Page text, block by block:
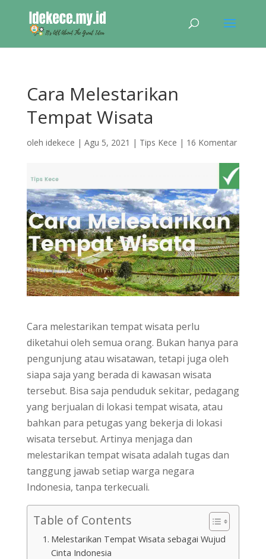
Cara Melestarikan
Tempat Wisata
oleh idekece | Agu 5, 2021 | Tips Kece | 16 Komentar
Cara melestarikan tempat wisata perlu
diketahui oleh semua orang. Bukan hanya para
pengunjung atau wisatawan, tetapi juga oleh
siapa saja yang berada di kawasan wisata
tersebut. Bisa saja penduduk sekitar, pedagang
yang berjualan di lokasi tempat wisata, atau
bahkan para petugas yang bekerja di lokasi
wisata tersebut. Artinya menjaga dan
melestarikan tempat wisata adalah tugas dan
tanggung jawab setiap warga negara
Indonesia, tanpa terkecuali.
Table of Contents
Melestarikan Tempat Wisata sebagai Wujud
Cinta Indonesia